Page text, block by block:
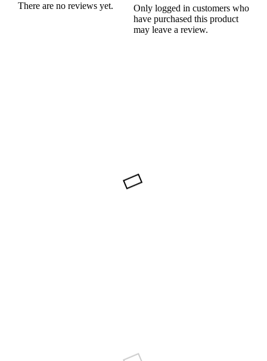
There are no reviews yet.
Only logged in customers who
have purchased this product
may leave a review.